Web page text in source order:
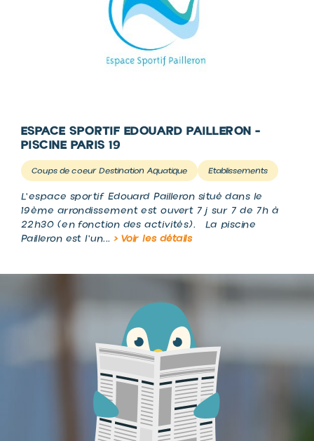
ESPACE SPORTIF EDOUARD PAILLERON -
PISCINE PARIS 19
Coups de coeur Destination Aquatique Etablissements
L'espace sportif Edouard Pailleron situé dans le
19ème arrondissement est ouvert 7j sur 7 de 7h à
22h30 (en fonction des activités). La piscine
Pailleron est l'un... > Voir les détails